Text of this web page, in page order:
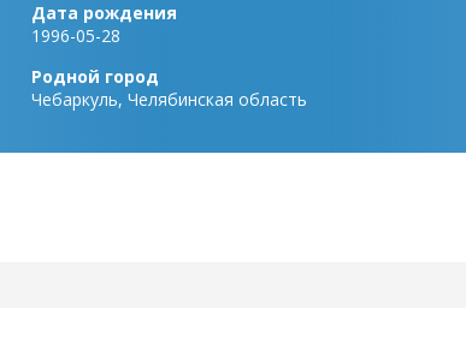
Дата рождения
1996-05-28
Родной город
Чебаркуль, Челябинская область